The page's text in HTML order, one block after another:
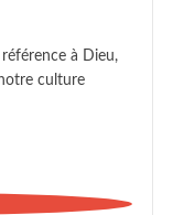
à Dieu,
culture